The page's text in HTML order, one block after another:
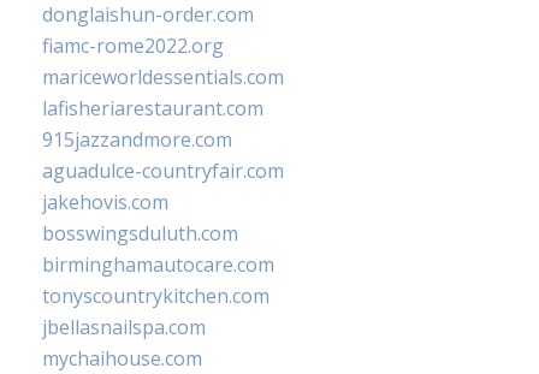
donglaishun-order.com
fiamc-rome2022.org
mariceworldessentials.com
lafisheriarestaurant.com
915jazzandmore.com
aguadulce-countryfair.com
jakehovis.com
bosswingsduluth.com
birminghamautocare.com
tonyscountrykitchen.com
jbellasnailspa.com
mychaihouse.com